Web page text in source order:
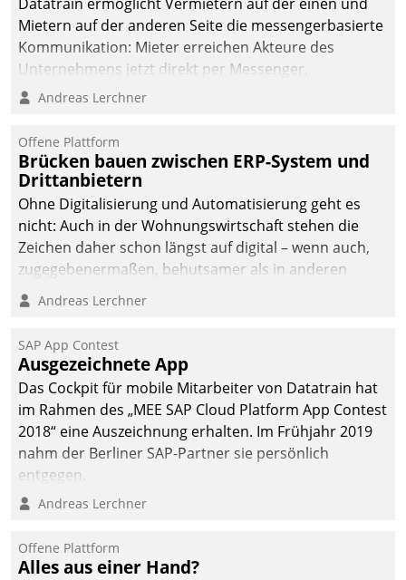
Mietern auf der anderen Seite die messengerbasierte
Kommunikation: Mieter erreichen Akteure des
Unternehmens jetzt direkt per Messenger,
Mitarbeiter oder Dienstleister empfangen oder
Andreas Lerchner
Offene Plattform
Brücken bauen zwischen ERP-System und
Drittanbietern
Ohne Digitalisierung und Automatisierung geht es
nicht: Auch in der Wohnungswirtschaft stehen die
Zeichen daher schon längst auf digital – wenn auch,
zugegebenermaßen, behutsamer als in anderen
Branchen.
Andreas Lerchner
SAP App Contest
Ausgezeichnete App
Das Cockpit für mobile Mitarbeiter von Datatrain hat
im Rahmen des „MEE SAP Cloud Platform App Contest
2018“ eine Auszeichnung erhalten. Im Frühjahr 2019
nahm der Berliner SAP-Partner sie persönlich
entgegen.
Andreas Lerchner
Offene Plattform
Alles aus einer Hand?